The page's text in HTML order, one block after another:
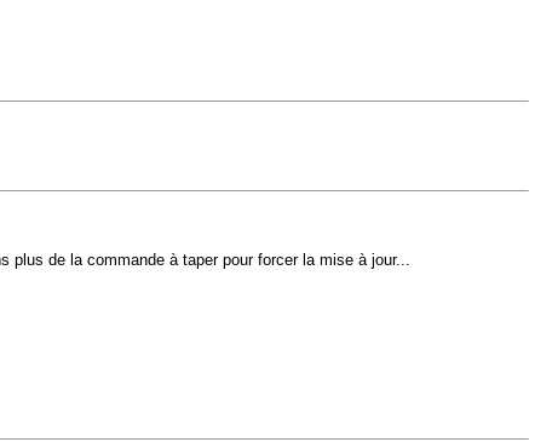
plus de la commande à taper pour forcer la mise à jour...